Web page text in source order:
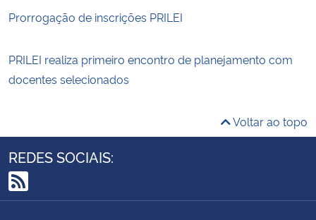
Prorrogação de inscrições PRILEI
PRILEI realiza primeiro encontro de planejamento com
docentes selecionados
Voltar ao topo
REDES SOCIAIS:
RSS